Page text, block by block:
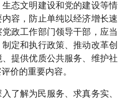
态文明建设和党的建设等情
容，防止单纯以经济增长速
政工作部门领导干部，应当
定和执行政策、推动改革创
提供优质公共服务、维护社
价的重要内容。
了解为民服务、求真务实、